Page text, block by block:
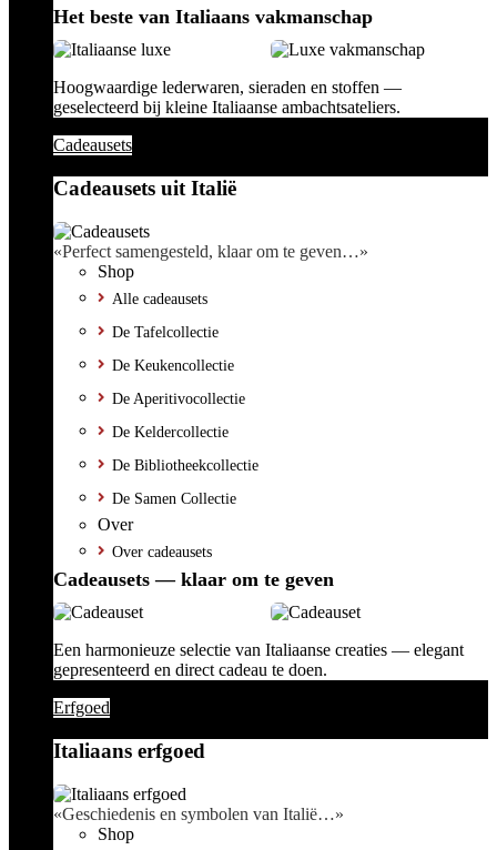
Het beste van Italiaans vakmanschap
Hoogwaardige lederwaren, sieraden en stoffen —
geselecteerd bij kleine Italiaanse ambachtsateliers.
Cadeausets
Cadeausets uit Italië
«Perfect samengesteld, klaar om te geven…»
Shop
Alle cadeausets
De Tafelcollectie
De Keukencollectie
De Aperitivocollectie
De Keldercollectie
De Bibliotheekcollectie
De Samen Collectie
Over
Over cadeausets
Cadeausets — klaar om te geven
Een harmonieuze selectie van Italiaanse creaties — elegant
gepresenteerd en direct cadeau te doen.
Erfgoed
Italiaans erfgoed
«Geschiedenis en symbolen van Italië…»
Shop